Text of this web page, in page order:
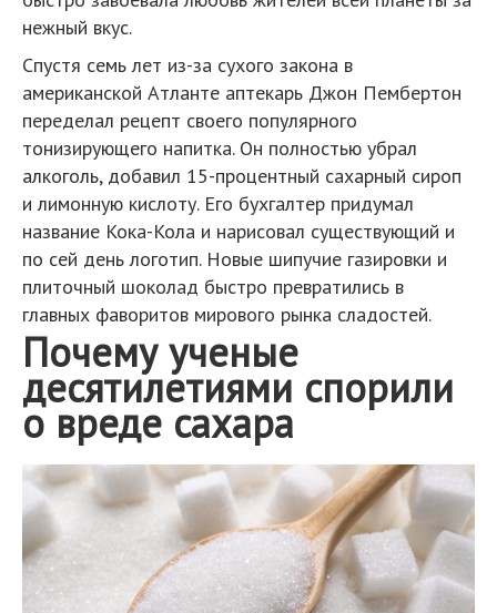
нежный вкус.
Спустя семь лет из-за сухого закона в
американской Атланте аптекарь Джон Пембертон
переделал рецепт своего популярного
тонизирующего напитка. Он полностью убрал
алкоголь, добавил 15-процентный сахарный сироп
и лимонную кислоту. Его бухгалтер придумал
название Кока-Кола и нарисовал существующий и
по сей день логотип. Новые шипучие газировки и
плиточный шоколад быстро превратились в
главных фаворитов мирового рынка сладостей.
Почему ученые
десятилетиями спорили
о вреде сахара